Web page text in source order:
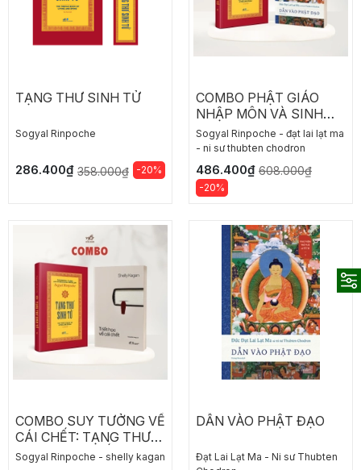
TẠNG THƯ SINH TỬ
Sogyal Rinpoche
286.400₫ 358.000₫ -20%
COMBO PHẬT GIÁO
NHẬP MÔN VÀ SINH
TỬ: TẠNG THƯ SINH
TỬ - DẪN VÀO PHẬT
ĐẠO
Sogyal Rinpoche - đạt lai lạt ma
- ni sư thubten chodron
486.400₫ 608.000₫
-20%
COMBO SUY TƯỞNG VỀ
CÁI CHẾT: TẠNG THƯ
SINH TỬ - TRIẾT HỌC
Sogyal Rinpoche - shelly kagan
DẪN VÀO PHẬT ĐẠO
Đạt Lai Lạt Ma - Ni sư Thubten